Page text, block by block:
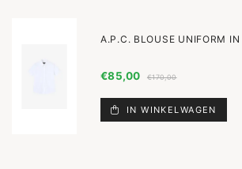
A.P.C. BLOUSE UNIFORM
€85,00 €170,00
IN WINKELWAGEN